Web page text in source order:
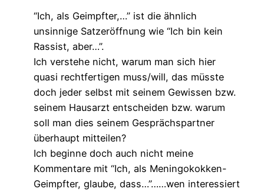
“Ich, als Geimpfter,…” ist die ähnlich
unsinnige Satzeröffnung wie “Ich bin kein
Rassist, aber…”.
Ich verstehe nicht, warum man sich hier
quasi rechtfertigen muss/will, das müsste
doch jeder selbst mit seinem Gewissen bzw.
seinem Hausarzt entscheiden bzw. warum
soll man dies seinem Gesprächspartner
überhaupt mitteilen?
Ich beginne doch auch nicht meine
Kommentare mit “Ich, als Meningokokken-
Geimpfter, glaube, dass…”……wen interessiert